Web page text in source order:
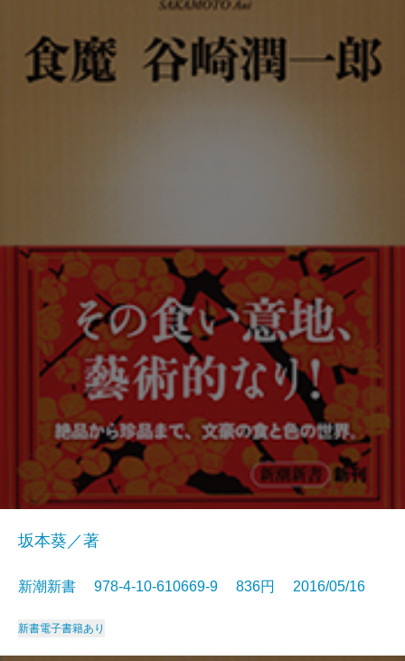
坂本葵／著
新潮新書 978-4-10-610669-9 836円 2016/05/16
新書電子書籍あり